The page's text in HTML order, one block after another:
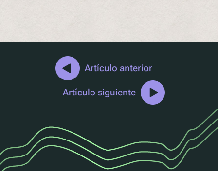
Artículo anterior
Artículo siguiente